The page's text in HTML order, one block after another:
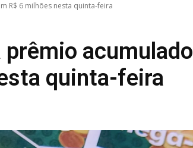
R$ 6 milhões nesta quinta-feira
acumulado
quinta-feira